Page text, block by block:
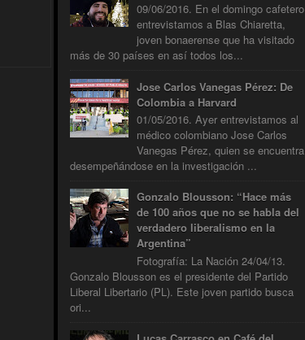
09/06/2016. En el domingo cafetero
entrevistamos a Blas Chiaretta,
joven bonaerense que ha visitado
más de 30 países en así todos los...
Jose Carlos Vanegas Pérez: De
Colombia a Harvard
01/05/2016. Ayer entrevistamos al
médico colombiano Jose Carlos
Vanegas Pérez, quien se encuentra
desempeñándose en la investigación ...
Gonzalo Blousson: “Hace más
de 100 años que no se habla del
verdadero liberalismo en la
Argentina”
Fotografía: La Nación 24/04/13.
Gonzalo Blousson es el presidente del Partido
Liberal Libertario (PL). Este joven partido busca
ori...